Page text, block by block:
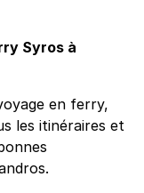
Syros à
en ferry,
les itinéraires et